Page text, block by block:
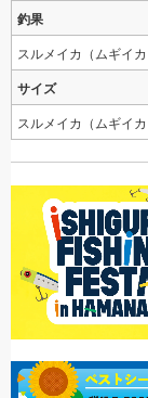
釣果
スルメイカ（ムギイ
サイズ
スルメイカ（ムギイ